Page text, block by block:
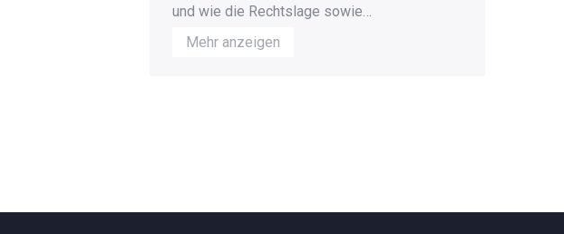
und wie die Rechtslage sowie
Bioverfügbarkeit Einfluss nehmen.
Mehr anzeigen